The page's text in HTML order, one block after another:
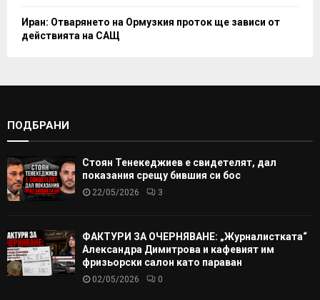
Иран: Отварянето на Ормузкия проток ще зависи от
действията на САЩ
ПОДБРАНИ
Стоян Тенекеджиев е свидетелят, дал
показания срещу бившия си бос
22/05/2026 3
ФАКТУРИ ЗА ОЧЕРНЯВАНЕ: „Журналистката“
Александра Димитрова и кафевият им
фризьорски салон като параван
02/05/2026 0